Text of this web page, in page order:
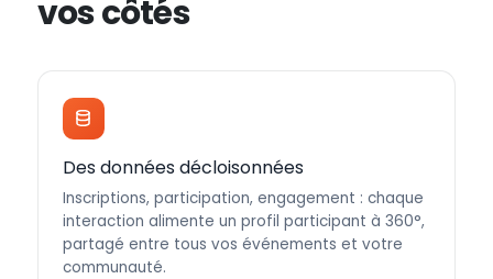
vos côtés
Des données décloisonnées
Inscriptions, participation, engagement : chaque
interaction alimente un profil participant à 360°,
partagé entre tous vos événements et votre
communauté.